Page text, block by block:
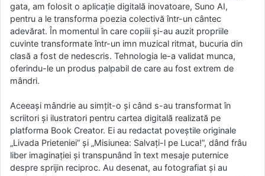
gata, am folosit o aplicație digitală inovatoare, Suno AI,
pentru a le transforma poezia colectivă într-un cântec
adevărat. În momentul în care copiii și-au auzit propriile
cuvinte transformate într-un imn muzical ritmat, bucuria din
clasă a fost de nedescris. Tehnologia le-a validat munca,
oferindu-le un produs palpabil de care au fost extrem de
mândri.
Aceeași mândrie au simțit-o și când s-au transformat în
scriitori și ilustratori pentru cartea digitală realizată pe
platforma Book Creator. Ei au redactat poveștile originale
„Livada Prieteniei” și „Misiunea: Salvați-l pe Luca!”, dând frâu
liber imaginației și transpunând în text mesaje puternice
despre sprijin reciproc. Au desenat, au fotografiat și au